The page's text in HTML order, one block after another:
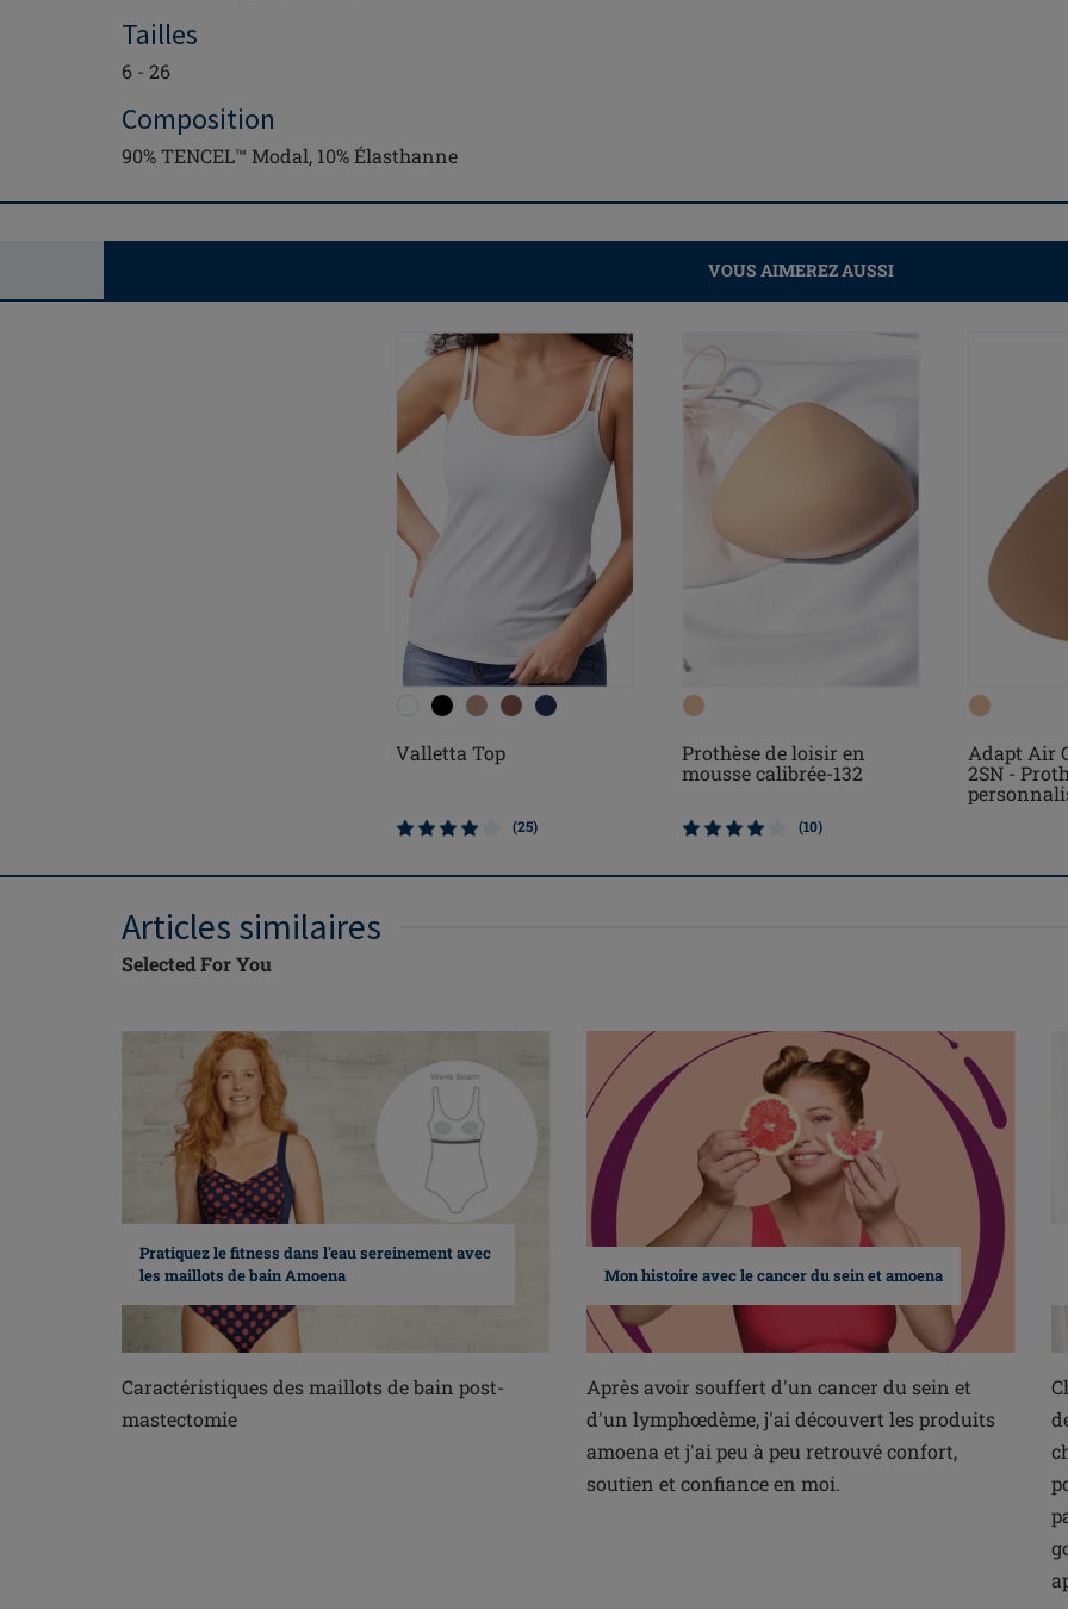
Tailles
6 - 26
Composition
90% TENCEL™ Modal, 10% Élasthanne
VOUS AIMEREZ AUSSI
Valletta Top
(25)
Prothèse de loisir en
mousse calibrée-132
(10)
Adapt Air
2SN -
Articles similaires
Selected For You
Pratiquez le fitness dans l'eau sereinement avec
les maillots de bain Amoena
Caractéristiques des maillots de bain post-
mastectomie
Mon histoire avec le cancer du sein et amoena
Après avoir souffert d'un cancer du sein et
d'un lymphœdème, j'ai découvert les produits
amoena et j'ai peu à peu retrouvé confort,
soutien et confiance en moi.